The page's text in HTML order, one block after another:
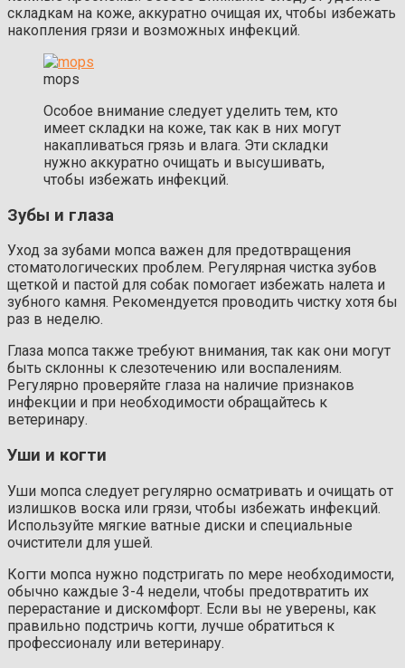
складкам на коже, аккуратно очищая их, чтобы избежать
накопления грязи и возможных инфекций.
mops
Особое внимание следует уделить тем, кто
имеет складки на коже, так как в них могут
накапливаться грязь и влага. Эти складки
нужно аккуратно очищать и высушивать,
чтобы избежать инфекций.
Зубы и глаза
Уход за зубами мопса важен для предотвращения
стоматологических проблем. Регулярная чистка зубов
щеткой и пастой для собак помогает избежать налета и
зубного камня. Рекомендуется проводить чистку хотя бы
раз в неделю.
Глаза мопса также требуют внимания, так как они могут
быть склонны к слезотечению или воспалениям.
Регулярно проверяйте глаза на наличие признаков
инфекции и при необходимости обращайтесь к
ветеринару.
Уши и когти
Уши мопса следует регулярно осматривать и очищать от
излишков воска или грязи, чтобы избежать инфекций.
Используйте мягкие ватные диски и специальные
очистители для ушей.
Когти мопса нужно подстригать по мере необходимости,
обычно каждые 3-4 недели, чтобы предотвратить их
перерастание и дискомфорт. Если вы не уверены, как
правильно подстричь когти, лучше обратиться к
профессионалу или ветеринару.